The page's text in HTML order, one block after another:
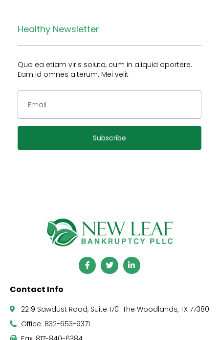
Healthy Newsletter
Quo ea etiam viris soluta, cum in aliquid oportere.
Eam id omnes alterum. Mei velit
Subscribe
Contact Info
2219 Sawdust Road, Suite 1701 The Woodlands, TX 77380
Office: 832-653-9371